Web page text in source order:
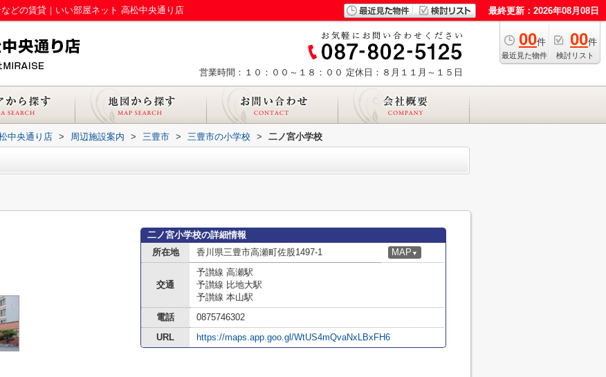
どの賃貸｜いい部屋ネット 高松中央通り店 最終更新：2026年08月08日
00件
最近見た物件
00件
検討リスト
営業時間：１０：００～１８：００ 定休日：８月１１月～１５日
中央通り店 > 周辺施設案内 > 三豊市 > 三豊市の小学校 > 二ノ宮小学校
二ノ宮小学校の詳細情報
所在地
香川県三豊市高瀬町佐股1497-1 MAP ▼
交通
予讃線 高瀬駅
予讃線 比地大駅
予讃線 本山駅
電話
0875746302
URL
https://maps.app.goo.gl/WtUS4mQvaNxLBxFH6